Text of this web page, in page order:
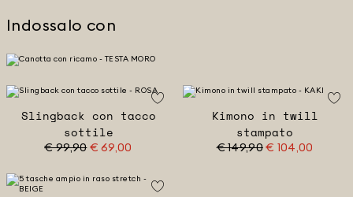
Indossalo con
Slingback con tacco
sottile
€ 99,90 € 69,00
Kimono in twill
stampato
€ 149,90€ 104,00